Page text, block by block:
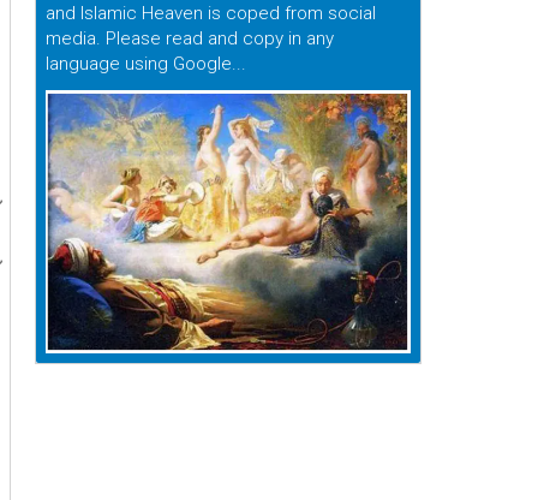
and Islamic Heaven is coped from social
media. Please read and copy in any
language using Google...